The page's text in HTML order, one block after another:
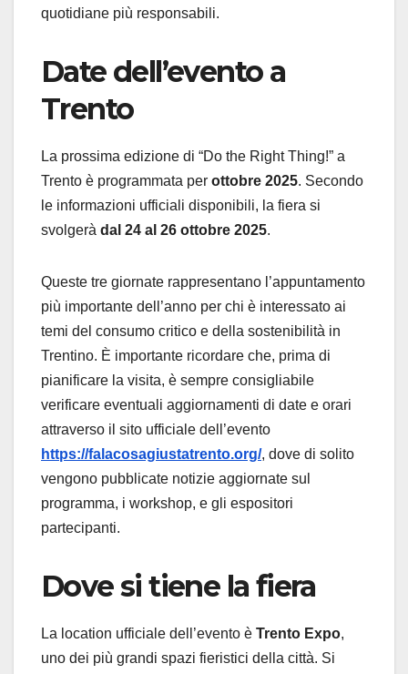
quotidiane più responsabili.
Date dell’evento a
Trento
La prossima edizione di “Do the Right Thing!” a
Trento è programmata per ottobre 2025. Secondo
le informazioni ufficiali disponibili, la fiera si
svolgerà dal 24 al 26 ottobre 2025.
Queste tre giornate rappresentano l’appuntamento
più importante dell’anno per chi è interessato ai
temi del consumo critico e della sostenibilità in
Trentino. È importante ricordare che, prima di
pianificare la visita, è sempre consigliabile
verificare eventuali aggiornamenti di date e orari
attraverso il sito ufficiale dell’evento
https://falacosagiustatrento.org/, dove di solito
vengono pubblicate notizie aggiornate sul
programma, i workshop, e gli espositori
partecipanti.
Dove si tiene la fiera
La location ufficiale dell’evento è Trento Expo,
uno dei più grandi spazi fieristici della città. Si